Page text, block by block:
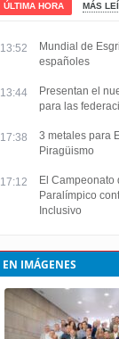
ÚLTIMA HORA MÁS
13:52
Mundial de
españoles
13:44
Presentan el
para las
17:38
3 metales para
Piragüismo
17:12
El Campeonato
Paralímpico
Inclusivo
EN IMÁGENES